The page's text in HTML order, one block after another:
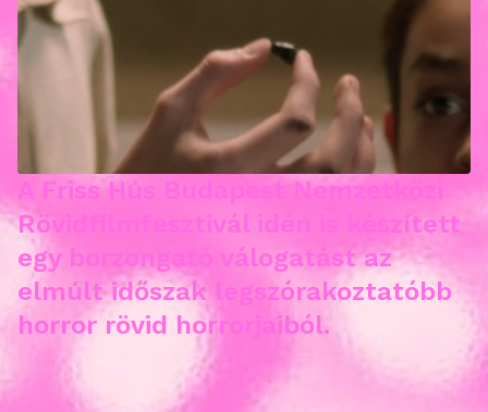
A Friss Hús Budapest Nemzetközi
Rövidfilmfesztivál idén is készített
egy borzongató válogatást az
elmúlt időszak legszórakoztatóbb
horror rövid horrorjaiból.